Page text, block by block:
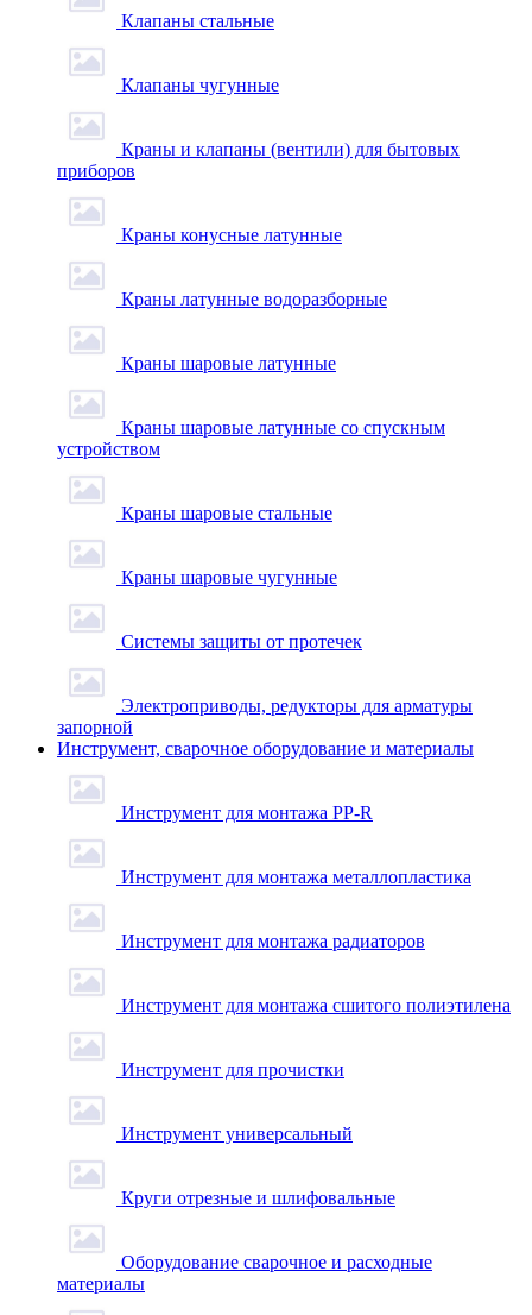
Клапаны стальные
Клапаны чугунные
Краны и клапаны (вентили) для бытовых
приборов
Краны конусные латунные
Краны латунные водоразборные
Краны шаровые латунные
Краны шаровые латунные со спускным
устройством
Краны шаровые стальные
Краны шаровые чугунные
Системы защиты от протечек
Электроприводы, редукторы для арматуры
запорной
Инструмент, сварочное оборудование и материалы
Инструмент для монтажа PP-R
Инструмент для монтажа металлопластика
Инструмент для монтажа радиаторов
Инструмент для монтажа сшитого полиэтилена
Инструмент для прочистки
Инструмент универсальный
Круги отрезные и шлифовальные
Оборудование сварочное и расходные
материалы